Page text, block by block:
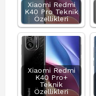
Xiaomi Redmi
K40 Pro Teknik
Özellikleri
Xiaomi Redmi
K40 Pro+
Teknik
Özellikleri